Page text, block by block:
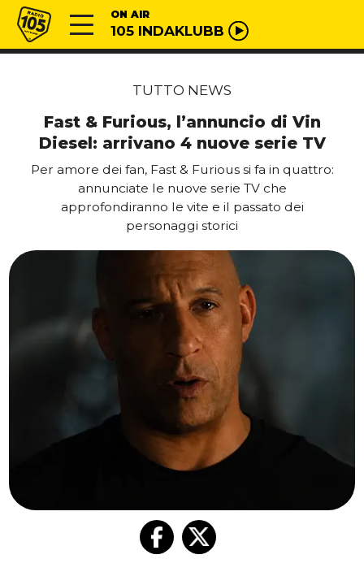
Vai al contenuto
Radio 105 ON AIR
105 INDAKLUBB
TUTTO NEWS
Fast & Furious, l’annuncio di Vin
Diesel: arrivano 4 nuove serie TV
Per amore dei fan, Fast & Furious si fa in quattro:
annunciate le nuove serie TV che
approfondiranno le vite e il passato dei
personaggi storici